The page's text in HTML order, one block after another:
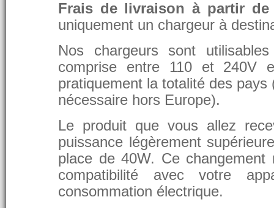
Frais de livraison à partir de
uniquement un chargeur à
Nos chargeurs sont
comprise entre 110 et 240V
pratiquement la totalité des
nécessaire hors Europe).
Le produit que vous allez
puissance légèrement
place de 40W. Ce
compatibilité avec votre
consommation électrique.